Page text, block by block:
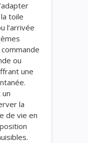
toile
l’arrivée
ou
une
la
de vie en